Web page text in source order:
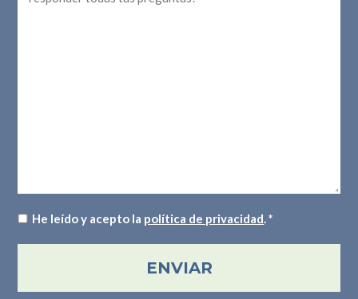
He leído y acepto la política de privacidad. *
ENVIAR